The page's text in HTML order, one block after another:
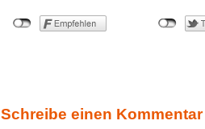
Schreibe einen Kommentar